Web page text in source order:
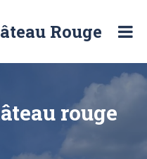
Rouge
rouge